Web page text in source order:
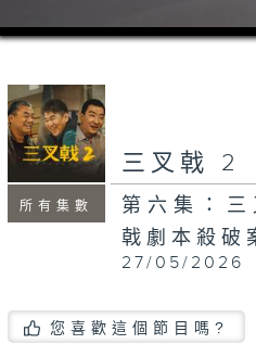
所有集數
三叉戟 2
第六集：三
戟劇本殺破
27/05/2026
您喜歡這個節目嗎?